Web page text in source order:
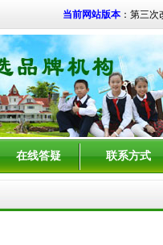
当前网站版本：第三次
在线答疑 联系方式